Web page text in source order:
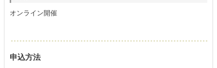
オンライン開催
申込方法